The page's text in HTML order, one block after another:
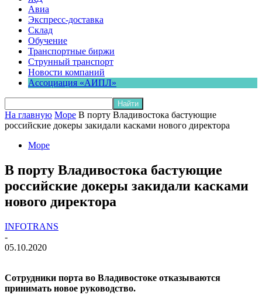
Авиа
Экспресс-доставка
Склад
Обучение
Транспортные биржи
Струнный транспорт
Новости компаний
Ассоциация «АИПЛ»
На главную Море В порту Владивостока бастующие
российские докеры закидали касками нового директора
Море
В порту Владивостока бастующие
российские докеры закидали касками
нового директора
INFOTRANS
-
05.10.2020
Сотрудники порта во Владивостоке отказываются
принимать новое руководство.